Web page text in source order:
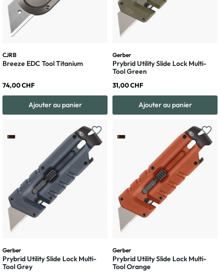
CJRB
Breeze EDC Tool Titanium
74,00 CHF
Ajouter au panier
Gerber
Prybrid Utility Slide Lock Multi-
Tool Green
31,00 CHF
Ajouter au panier
favorite_border
Gerber
Prybrid Utility Slide Lock Multi-
Tool Grey
favorite_border
Gerber
Prybrid Utility Slide Lock Multi-
Tool Orange